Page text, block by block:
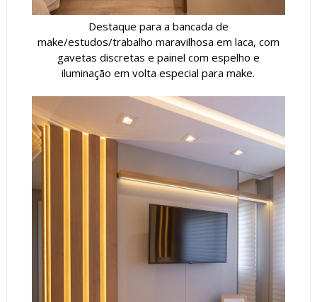
Destaque para a bancada de
make/estudos/trabalho maravilhosa em laca, com
gavetas discretas e painel com espelho e
iluminação em volta especial para make.